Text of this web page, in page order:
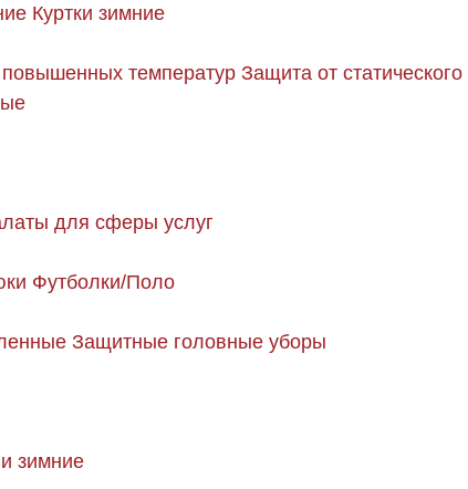
Куртки зимние
температур Защита от статического
для сферы услуг
Футболки/Поло
Защитные головные уборы
зимние